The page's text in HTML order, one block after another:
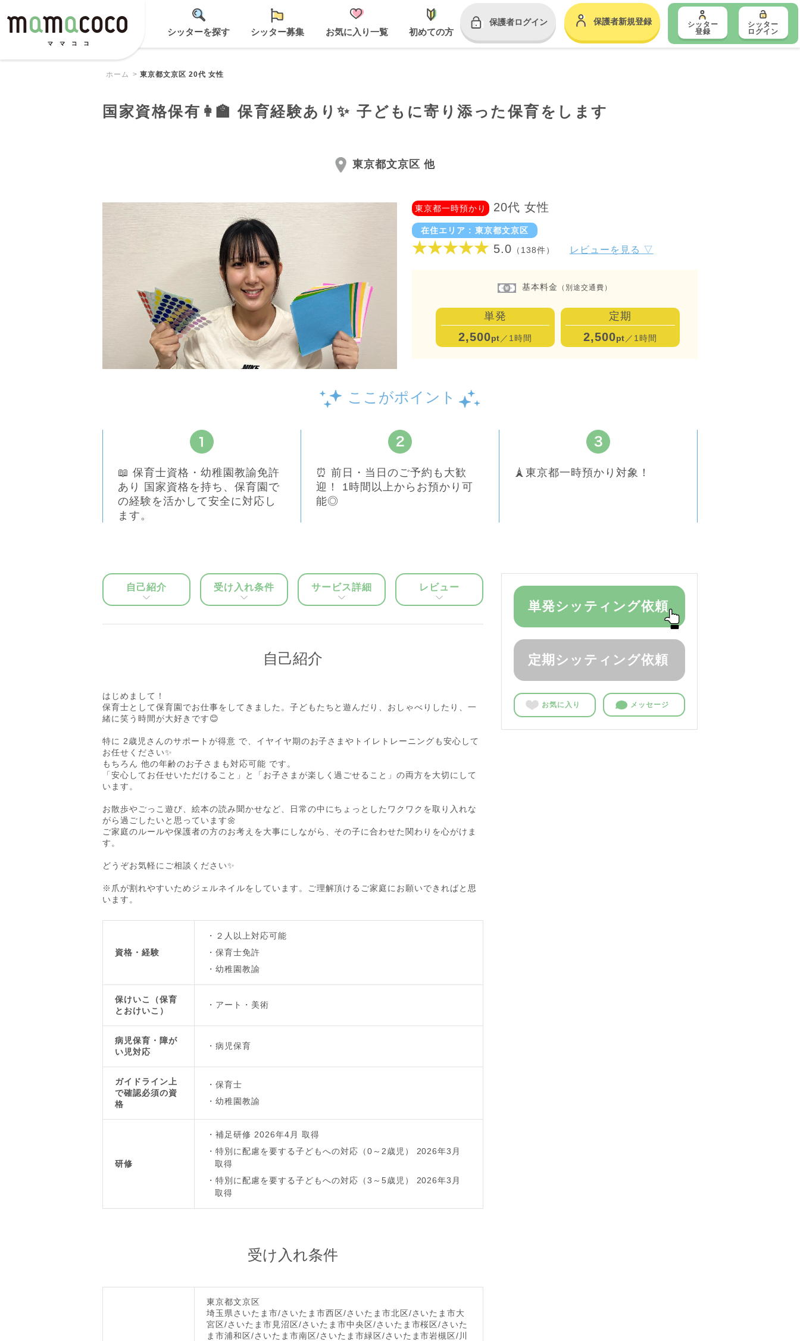
シッターを探す シッター募集 お気に入り一覧 初めての方
保護者ログイン 保護者新規登録
シッター
登録
シッター
ログイン
ホーム 東京都文京区 20代 女性
国家資格保有👩‍🏫 保育経験あり✨ 子どもに寄り添った保育をします
東京都文京区 他
東京都一時預かり 20代 女性
在住エリア : 東京都文京区
★★★★★ 5.0 （138件） レビューを見る ▽
基本料金 （別途交通費）
単発
2,500pt／1時間
定期
2,500pt／1時間
ここがポイント
📖 保育士資格・幼稚園教諭免許
あり 国家資格を持ち、保育園で
の経験を活かして安全に対応し
ます。
⏰ 前日・当日のご予約も大歓
迎！ 1時間以上からお預かり可
能◎
🗼東京都一時預かり対象！
自己紹介 受け入れ条件 サービス詳細 レビュー
自己紹介
はじめまして！
保育士として保育園でお仕事をしてきました。子どもたちと遊んだり、おしゃべりしたり、一
緒に笑う時間が大好きです😊
特に 2歳児さんのサポートが得意 で、イヤイヤ期のお子さまやトイレトレーニングも安心して
お任せください✨
もちろん 他の年齢のお子さまも対応可能 です。
「安心してお任せいただけること」と「お子さまが楽しく過ごせること」の両方を大切にして
います。
お散歩やごっこ遊び、絵本の読み聞かせなど、日常の中にちょっとしたワクワクを取り入れな
がら過ごしたいと思っています🌼
ご家庭のルールや保護者の方のお考えを大事にしながら、その子に合わせた関わりを心がけま
す。
どうぞお気軽にご相談ください✨
※爪が割れやすいためジェルネイルをしています。ご理解頂けるご家庭にお願いできればと思
います。
資格・経験
２人以上対応可能
保育士免許
幼稚園教諭
保けいこ（保育
とおけいこ）
アート・美術
病児保育・障が
い児対応
病児保育
ガイドライン上
で確認必須の資
格
保育士
幼稚園教諭
研修
補足研修 2026年4月 取得
特別に配慮を要する子どもへの対応（0～2歳児） 2026年3月
取得
特別に配慮を要する子どもへの対応（3～5歳児） 2026年3月
取得
受け入れ条件
東京都文京区
埼玉県さいたま市/さいたま市西区/さいたま市北区/さいたま市大
宮区/さいたま市見沼区/さいたま市中央区/さいたま市桜区/さいた
ま市浦和区/さいたま市南区/さいたま市緑区/さいたま市岩槻区/川
単発シッティング依頼
定期シッティング依頼
お気に入り メッセージ